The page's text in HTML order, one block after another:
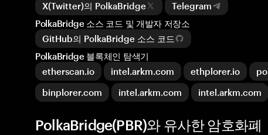
X(Twitter)의 PolkaBridge
Telegram
PolkaBridge 소스 코드 및 개발자 저장소
GitHub의 PolkaBridge 소스 코드
PolkaBridge 블록체인 탐색기
etherscan.io
intel.arkm.com ethplorer.io
binplorer.com
intel.arkm.com intel.arkm.com
PolkaBridge(PBR)와 유사한 암호화폐